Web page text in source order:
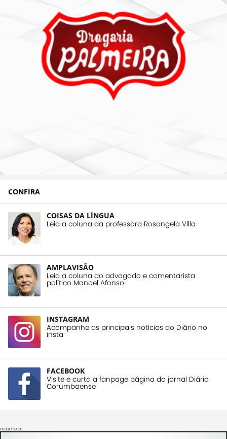
CONFIRA
COISAS DA LÍNGUA
Leia a coluna da professora Rosangela Villa
AMPLAVISÃO
Leia a coluna do advogado e comentarista
político Manoel Afonso
INSTAGRAM
Acompanhe as principais notícias do Diário no
insta
FACEBOOK
Visite e curta a fanpage página do jornal Diário
Corumbaense
PUBLICIDADE